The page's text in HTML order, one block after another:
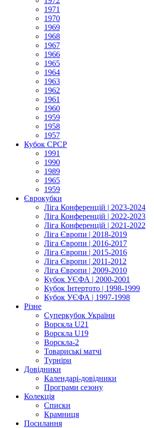
1971
1970
1969
1968
1967
1966
1965
1964
1963
1962
1961
1960
1959
1958
1957
Кубок СРСР
1991
1990
1989
1965
1959
Єврокубки
Ліга Конференцій | 2023-2024
Ліга Конференцій | 2022-2023
Ліга Конференцій | 2021-2022
Ліга Європи | 2018-2019
Ліга Європи | 2016-2017
Ліга Європи | 2015-2016
Ліга Європи | 2011-2012
Ліга Європи | 2009-2010
Кубок УЄФА | 2000-2001
Кубок Інтертото | 1998-1999
Кубок УЄФА | 1997-1998
Різне
Суперкубок України
Ворскла U21
Ворскла U19
Ворскла-2
Товариські матчі
Турніри
Довідники
Календарі-довідники
Програми сезону
Колекція
Списки
Крамниця
Посилання